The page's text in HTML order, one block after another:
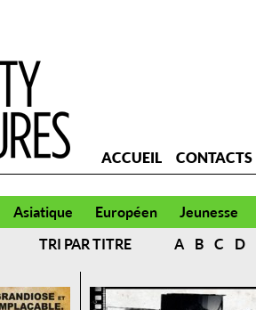
ACCUEIL CONTACTS
Asiatique Européen Jeunesse
TRI PAR TITRE A B C D